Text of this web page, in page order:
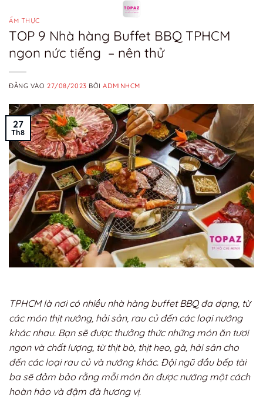
qua
nội
dung
ẨM THỰC
TOP 9 Nhà hàng Buffet BBQ TPHCM
ngon nức tiếng – nên thử
ĐĂNG VÀO27/08/2023 BỞIADMINHCM
27
Th8
TPHCM là nơi có nhiều nhà hàng buffet BBQ đa dạng, từ
các món thịt nướng, hải sản, rau củ đến các loại nướng
khác nhau. Bạn sẽ được thưởng thức những món ăn tươi
ngon và chất lượng, từ thịt bò, thịt heo, gà, hải sản cho
đến các loại rau củ và nướng khác. Đội ngũ đầu bếp tài
ba sẽ đảm bảo rằng mỗi món ăn được nướng một cách
hoàn hảo và đậm đà hương vị.